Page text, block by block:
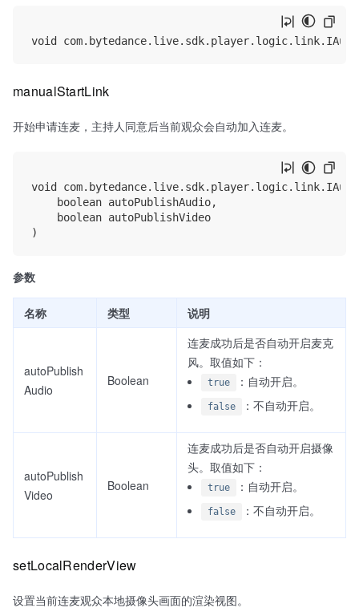
manualStartLink
开始申请连麦，主持人同意后当前观众会自动加入连麦。
void
    boolean autoPublishAudio,
    boolean autoPublishVideo
参数
名称 类型 说明
autoPublish
Audio
Boolean
连麦成功后是否自动开启麦克
风。取值如下：
true ：自动开启。
false ：不自动开启。
autoPublish
Video
Boolean
连麦成功后是否自动开启摄像
头。取值如下：
true ：自动开启。
false ：不自动开启。
setLocalRenderView
设置当前连麦观众本地摄像头画面的渲染视图。